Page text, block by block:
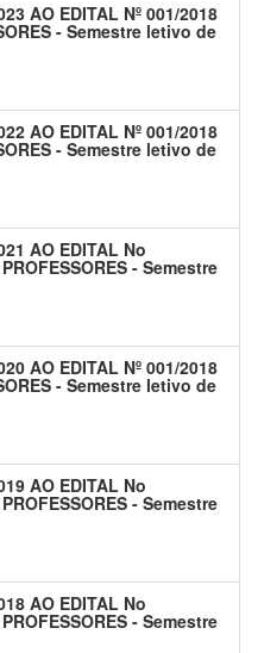
AO EDITAL Nº 001/2018
- Semestre letivo de
AO EDITAL Nº 001/2018
- Semestre letivo de
AO EDITAL No
- Semestre
AO EDITAL Nº 001/2018
- Semestre letivo de
AO EDITAL No
- Semestre
AO EDITAL No
- Semestre